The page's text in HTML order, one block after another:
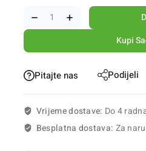
Kupi
Pitajte nas Podijeli
Vrijeme dostave: Do 4
Besplatna dostava: Za